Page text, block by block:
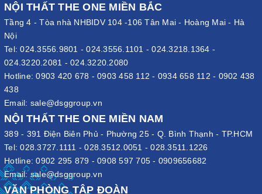
NỘI THẤT THE ONE MIỀN BẮC
Tầng 4 - Tòa nhà NHBIDV 104 -106 Tân Mai - Hoàng Mai - Hà
Nội
Tel:024.3556.9801 -024.3556.1101 -024.3218.1364 -
024.3220.2081 - 024.3220.2080
Hotline:0903 420 678 - 0903 458 112 - 0934 658 112 - 0902 438
438
Email: sale@dsggroup.vn
NỘI THẤT THE ONE MIỀN NAM
389 - 391 Điện Biên Phủ - Phường 25 - Q. Bình Thạnh - TP.HCM
Tel:028.3727.1111 -028.3512.0051 -028.3511.1226
Hotline:0902 295 879 - 0908 597 705 - 0909656682
Email:sale@dsggroup.vn
VĂN PHÒNG TẬP ĐOÀN